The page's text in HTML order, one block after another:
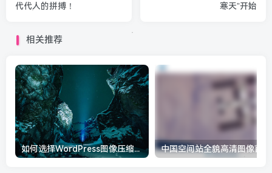
代代人的拼搏！
寒天”开始
相关推荐
如何选择WordPress图像压缩插件